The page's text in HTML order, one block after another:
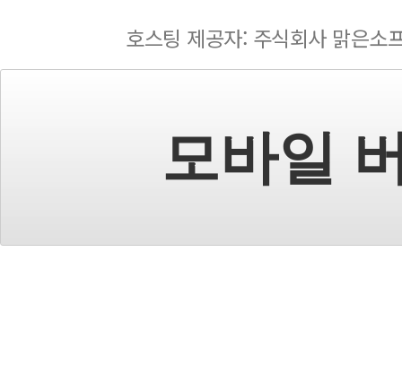
호스팅 제공자: 주식회사 맑은소
모바일